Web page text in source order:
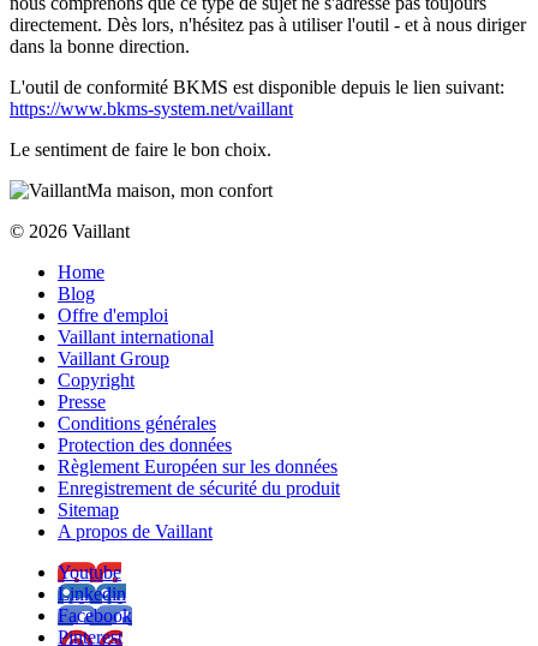
directement. Dès lors, n'hésitez pas à utiliser l'outil - et à nous diriger
dans la bonne direction.
L'outil de conformité BKMS est disponible depuis le lien suivant:
https://www.bkms-system.net/vaillant
Le sentiment de faire le bon choix.
Ma maison, mon confort
© 2026 Vaillant
Home
Blog
Offre d'emploi
Vaillant international
Vaillant Group
Copyright
Presse
Conditions générales
Protection des données
Règlement Européen sur les données
Enregistrement de sécurité du produit
Sitemap
A propos de Vaillant
Youtube
Linkedin
Facebook
Pinterest